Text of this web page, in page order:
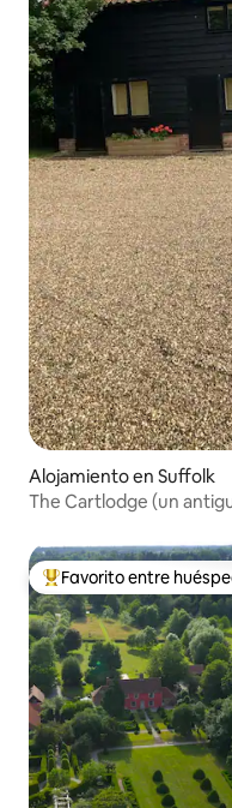
Alojamiento en Suffolk
The Cartlodge (un
Favorito entre
Favorito entre